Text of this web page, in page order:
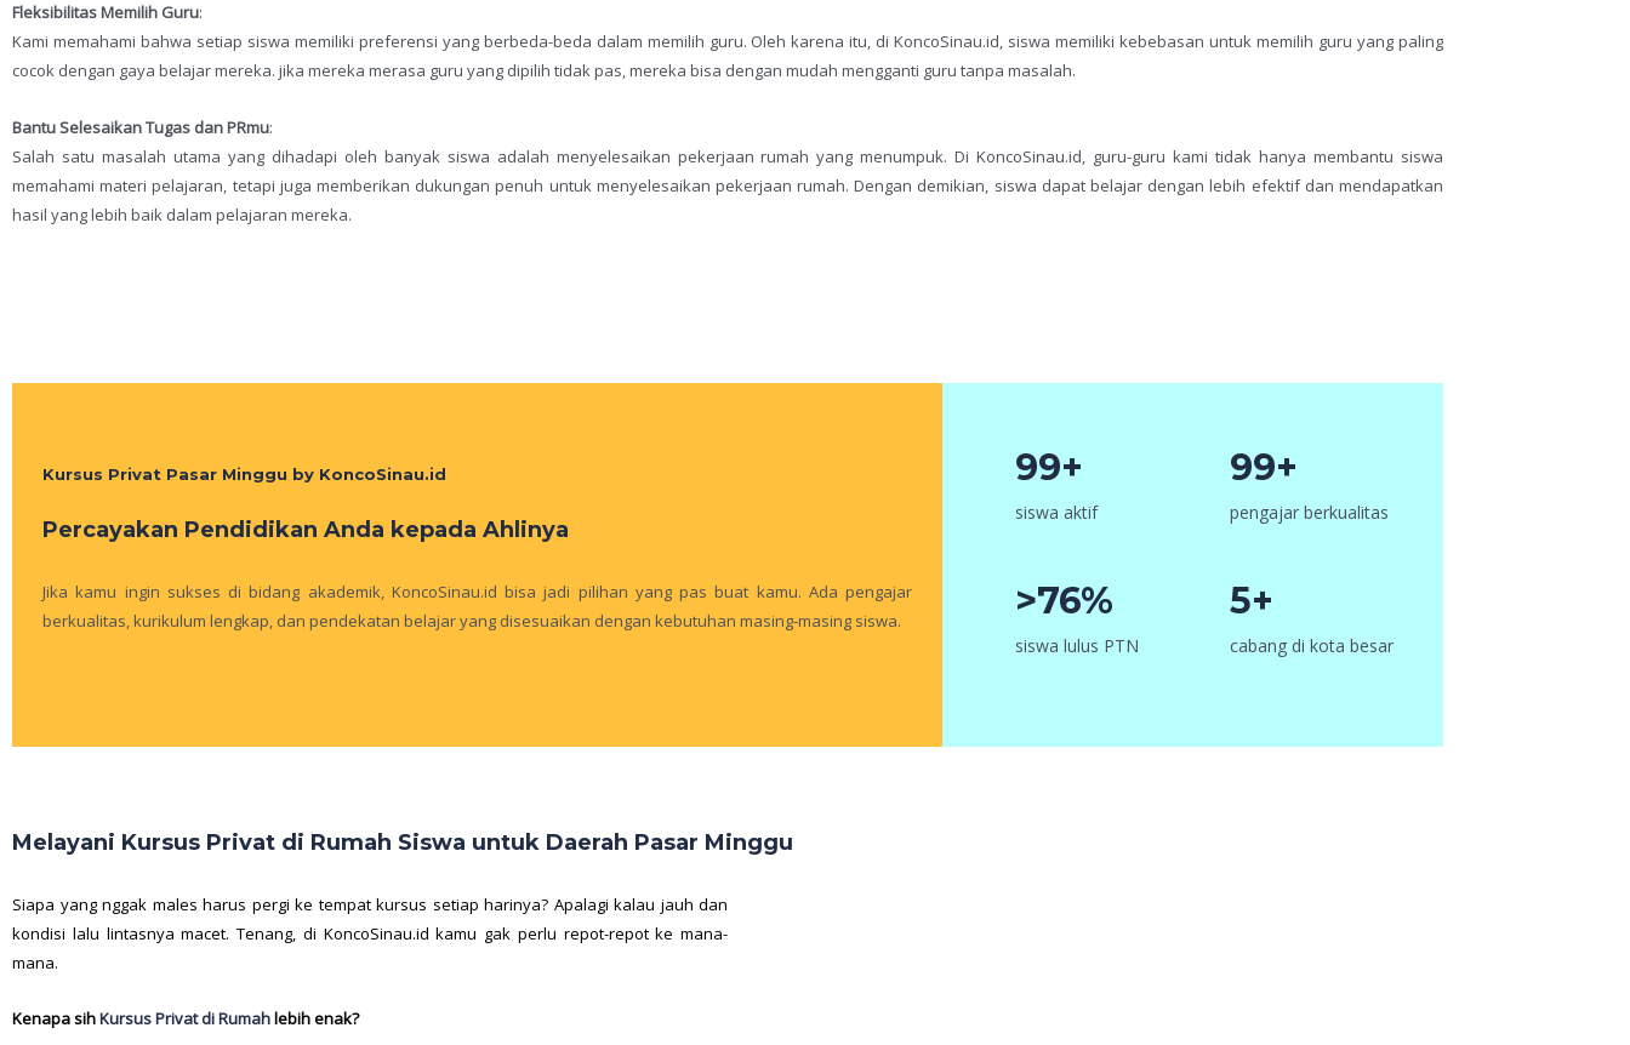
Fleksibilitas Memilih Guru:
Kami memahami bahwa setiap siswa memiliki preferensi yang berbeda-beda dalam memilih guru. Oleh karena itu, di KoncoSinau.id, siswa memiliki kebebasan untuk memilih guru yang paling
cocok dengan gaya belajar mereka. jika mereka merasa guru yang dipilih tidak pas, mereka bisa dengan mudah mengganti guru tanpa masalah.
Bantu Selesaikan Tugas dan PRmu:
Salah satu masalah utama yang dihadapi oleh banyak siswa adalah menyelesaikan pekerjaan rumah yang menumpuk. Di KoncoSinau.id, guru-guru kami tidak hanya membantu siswa
memahami materi pelajaran, tetapi juga memberikan dukungan penuh untuk menyelesaikan pekerjaan rumah. Dengan demikian, siswa dapat belajar dengan lebih efektif dan mendapatkan
hasil yang lebih baik dalam pelajaran mereka.
Kursus Privat Pasar Minggu by KoncoSinau.id
Percayakan Pendidikan Anda kepada Ahlinya
Jika kamu ingin sukses di bidang akademik, KoncoSinau.id bisa jadi pilihan yang pas buat kamu. Ada pengajar
berkualitas, kurikulum lengkap, dan pendekatan belajar yang disesuaikan dengan kebutuhan masing-masing siswa.
99+
siswa aktif
>76%
siswa lulus PTN
99+
pengajar berkualitas
5+
cabang di kota besar
Melayani Kursus Privat di Rumah Siswa untuk Daerah Pasar Minggu
Siapa yang nggak males harus pergi ke tempat kursus setiap harinya? Apalagi kalau jauh dan
kondisi lalu lintasnya macet. Tenang, di KoncoSinau.id kamu gak perlu repot-repot ke mana-
mana.
Kenapa sihKursus Privat di Rumahlebih enak?